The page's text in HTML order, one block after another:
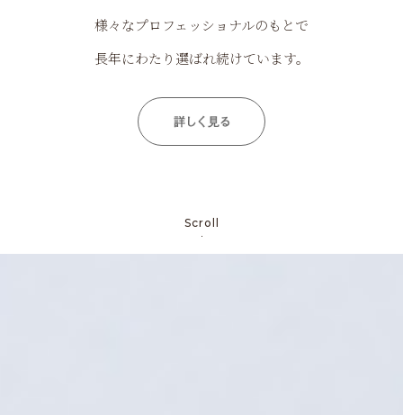
様々なプロフェッショナルのもとで
長年にわたり選ばれ続けています。
Scroll